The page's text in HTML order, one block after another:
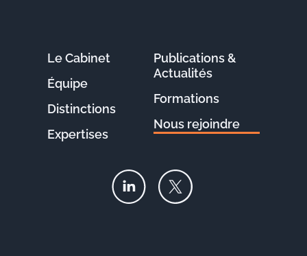
Le Cabinet
Équipe
Distinctions
Expertises
Publications &
Actualités
Formations
Nous rejoindre